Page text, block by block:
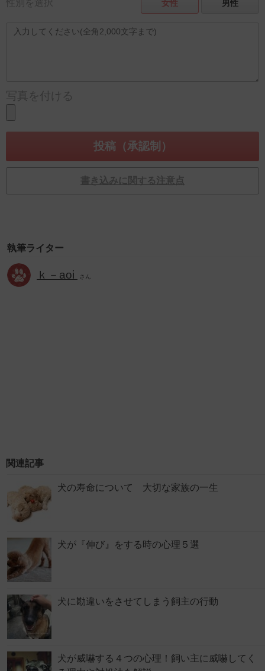
性別を選択 女性 男性
写真を付ける
書き込みに関する注意点
執筆ライター
ｋ－aoi さん
関連記事
犬の寿命について 大切な家族の一生
犬が『伸び』をする時の心理５選
犬に勘違いをさせてしまう飼主の行動
犬が威嚇する４つの心理！飼い主に威嚇してく